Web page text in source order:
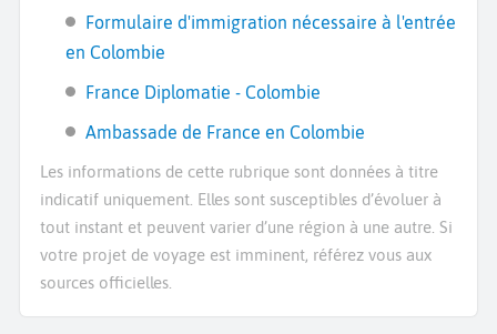
Formulaire d'immigration nécessaire à l'entrée
en Colombie
France Diplomatie - Colombie
Ambassade de France en Colombie
Les informations de cette rubrique sont données à titre
indicatif uniquement. Elles sont susceptibles d’évoluer à
tout instant et peuvent varier d’une région à une autre. Si
votre projet de voyage est imminent, référez vous aux
sources officielles.